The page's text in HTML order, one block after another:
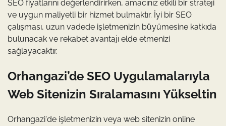
SEO fiyatlarını değerlendirirken, amacınız etkili bir strateji
ve uygun maliyetli bir hizmet bulmaktır. İyi bir SEO
çalışması, uzun vadede işletmenizin büyümesine katkıda
bulunacak ve rekabet avantajı elde etmenizi
sağlayacaktır.
Orhangazi’de SEO Uygulamalarıyla
Web Sitenizin Sıralamasını Yükseltin
Orhangazi'de işletmenizin veya web sitenizin online